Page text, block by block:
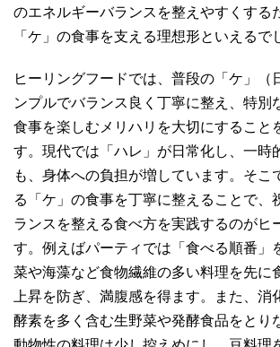
のエネルギーバランスを整えやすくする
「ケ」の食事を支える理想形といえるで
ヒーリングフードでは、普段の「ケ」（
ンプルでバランス良く丁寧に整え、特別
食事を楽しむメリハリを大切にすること
す。現代では「ハレ」が日常化し、一時
も、身体への負担が増しています。そこ
る「ケ」の食事を丁寧に整えることで、
ランスを整える食べ方を実践するのがヒ
す。例えばパーティでは「食べる順番」
菜や海藻など食物繊維の多い料理を先に
上昇を防ぎ、満腹感を得ます。また、消
酵素を多く含む生野菜や発酵食品をとり